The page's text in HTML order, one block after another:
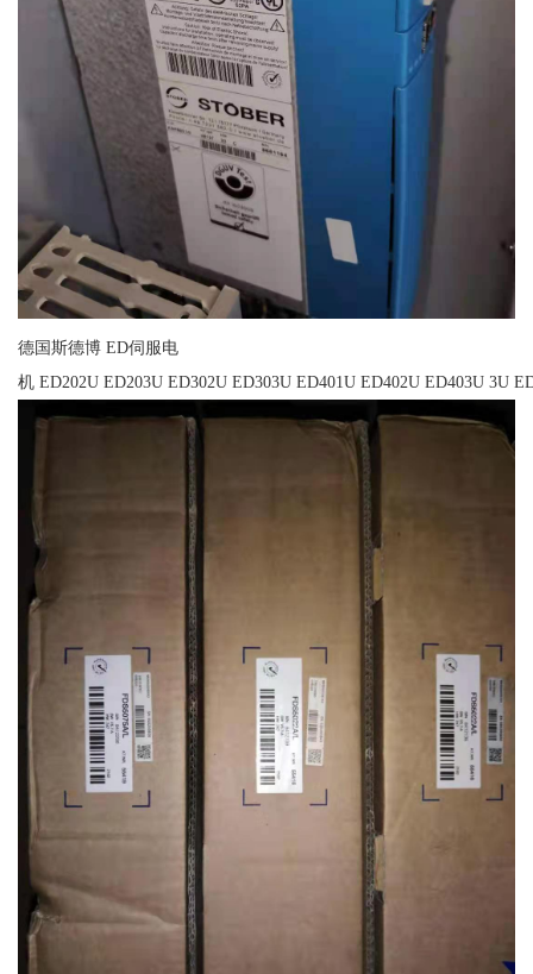
德国斯德博 ED伺服电
机 ED202U ED203U ED302U ED303U ED401U ED402U ED403U 3U